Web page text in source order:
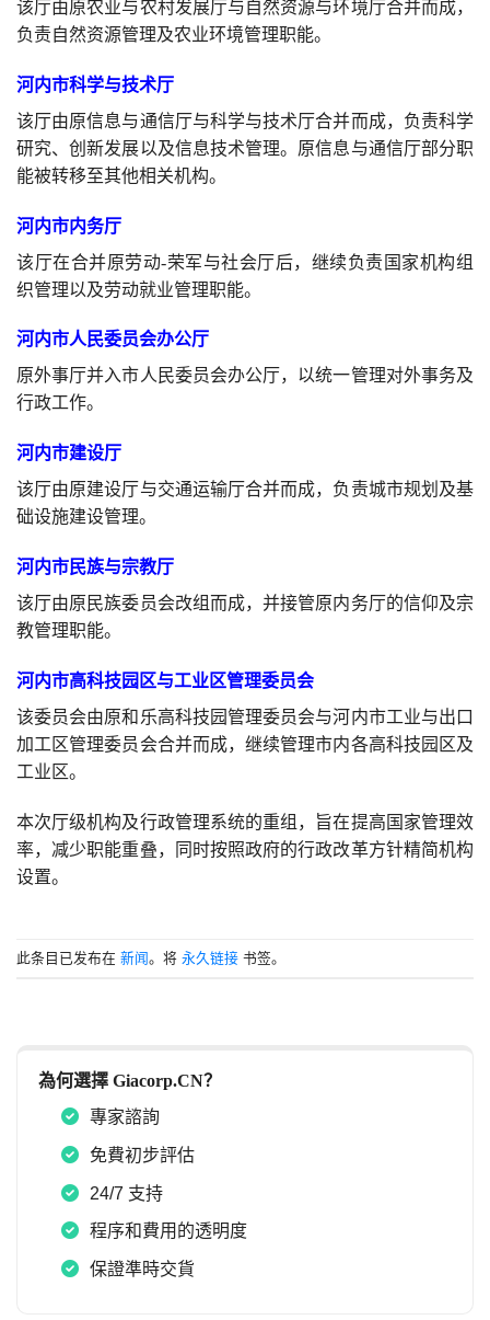
该厅由原农业与农村发展厅与自然资源与环境厅合并而成，
负责自然资源管理及农业环境管理职能。
河内市科学与技术厅
该厅由原信息与通信厅与科学与技术厅合并而成，负责科学
研究、创新发展以及信息技术管理。原信息与通信厅部分职
能被转移至其他相关机构。
河内市内务厅
该厅在合并原劳动-荣军与社会厅后，继续负责国家机构组
织管理以及劳动就业管理职能。
河内市人民委员会办公厅
原外事厅并入市人民委员会办公厅，以统一管理对外事务及
行政工作。
河内市建设厅
该厅由原建设厅与交通运输厅合并而成，负责城市规划及基
础设施建设管理。
河内市民族与宗教厅
该厅由原民族委员会改组而成，并接管原内务厅的信仰及宗
教管理职能。
河内市高科技园区与工业区管理委员会
该委员会由原和乐高科技园管理委员会与河内市工业与出口
加工区管理委员会合并而成，继续管理市内各高科技园区及
工业区。
本次厅级机构及行政管理系统的重组，旨在提高国家管理效
率，减少职能重叠，同时按照政府的行政改革方针精简机构
设置。
此条目已发布在 新闻。将 永久链接 书签。
為何選擇 Giacorp.CN？
專家諮詢
免費初步評估
24/7 支持
程序和費用的透明度
保證準時交貨